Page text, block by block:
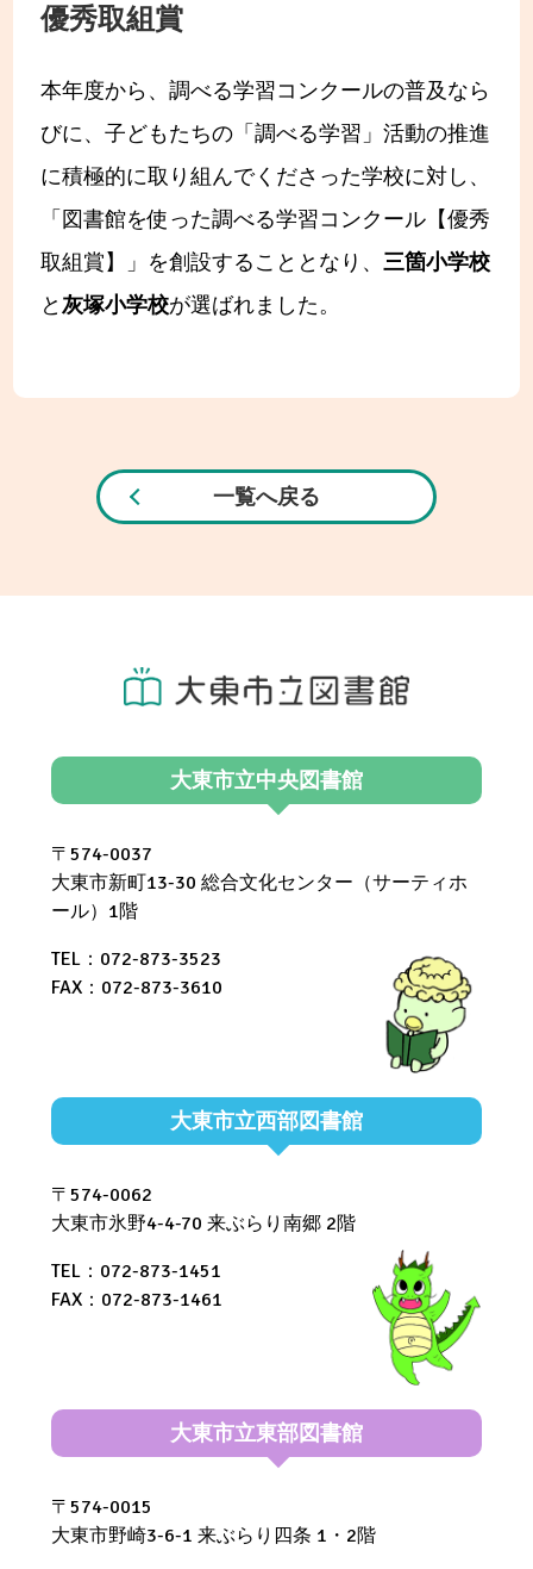
優秀取組賞
本年度から、調べる学習コンクールの普及なら
びに、子どもたちの「調べる学習」活動の推進
に積極的に取り組んでくださった学校に対し、
「図書館を使った調べる学習コンクール【優秀
取組賞】」を創設することとなり、 三箇小学校
と灰塚小学校が選ばれました。
一覧へ戻る
大東市立中央図書館
〒574-0037
大東市新町13-30 総合文化センター（サーティホ
ール）1階
TEL：072-873-3523
FAX：072-873-3610
大東市立西部図書館
〒574-0062
大東市氷野4-4-70 来ぶらり南郷 2階
TEL：072-873-1451
FAX：072-873-1461
大東市立東部図書館
〒574-0015
大東市野崎3-6-1 来ぶらり四条 1・2階